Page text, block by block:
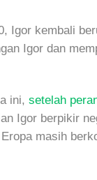
Igor kembali
Igor dan
ini, setelah
Igor berpikir
masih